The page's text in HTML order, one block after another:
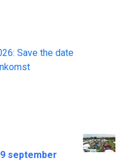
Save the date
september